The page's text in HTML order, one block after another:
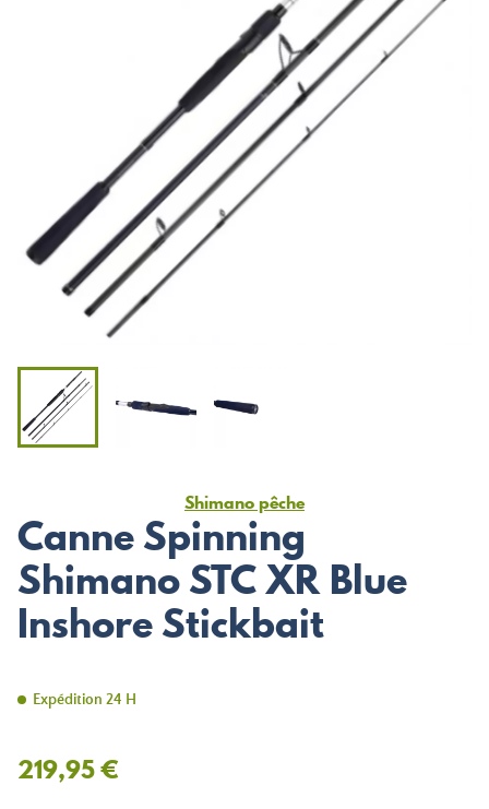
Shimano pêche
Canne Spinning
Shimano STC XR Blue
Inshore Stickbait
Expédition 24 H
219,95 €